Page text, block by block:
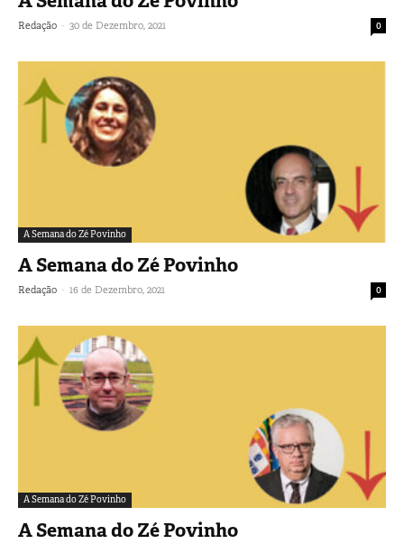
Redação - 30 de Dezembro, 2021 0
A Semana do Zé Povinho
A Semana do Zé Povinho
Redação - 16 de Dezembro, 2021 0
A Semana do Zé Povinho
A Semana do Zé Povinho